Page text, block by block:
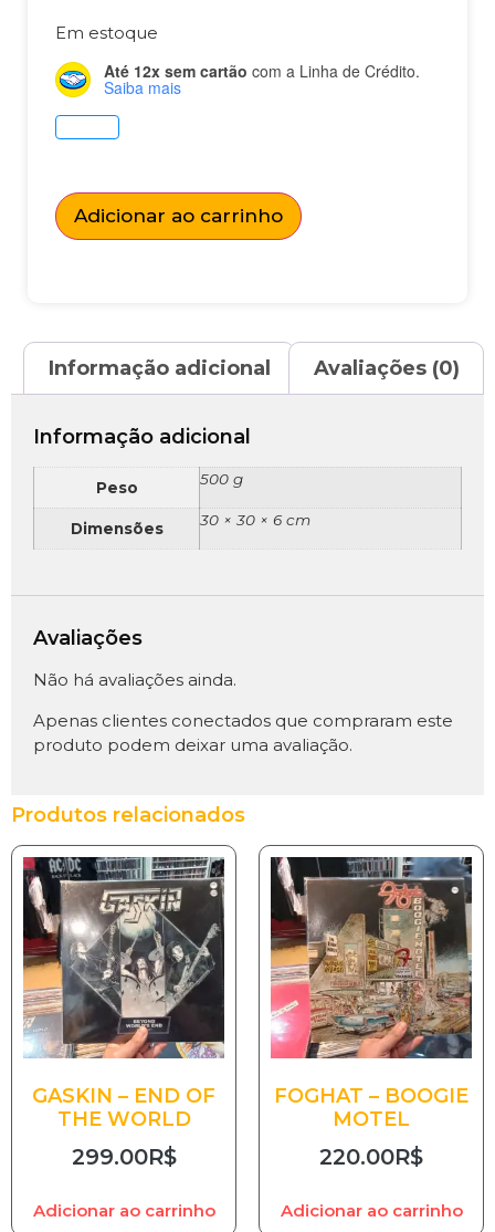
Em estoque
Até 12x sem cartão com a Linha de Crédito.
Saiba mais
Adicionar ao carrinho
Informação adicional Avaliações (0)
Informação adicional
Peso 500 g
Dimensões 30 × 30 × 6 cm
Avaliações
Não há avaliações ainda.
Apenas clientes conectados que compraram este
produto podem deixar uma avaliação.
Produtos relacionados
GASKIN – END OF
THE WORLD
299.00R$
Adicionar ao carrinho
FOGHAT – BOOGIE
MOTEL
220.00R$
Adicionar ao carrinho